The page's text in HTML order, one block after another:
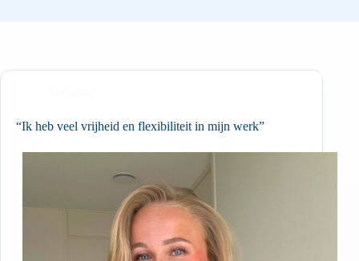
“Ik heb veel vrijheid en flexibiliteit in mijn werk”